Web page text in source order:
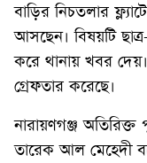
বাড়ির নিচতলার
আসছেন। বিষয়টি
করে থানায় খবর
গ্রেফতার করেছে।
নারায়ণগঞ্জ
তারেক আল মেহেদী